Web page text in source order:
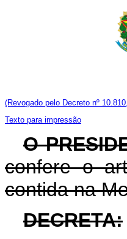
(Revogado pelo Decreto nº
Texto para impressão
O
confere o
contida na
DECRETA: